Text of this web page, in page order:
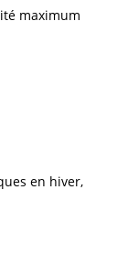
maximum
en hiver